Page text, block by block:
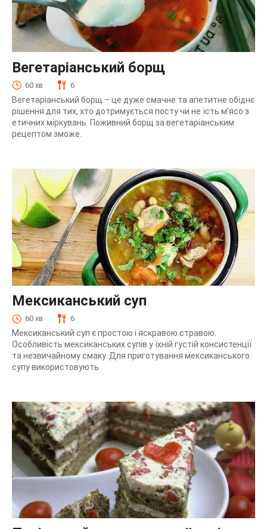
Вегетаріанський борщ
60 хв 6
Вегетаріанський борщ – це дуже смачне та апетитне обіднє
рішення для тих, хто дотримується посту чи не їсть м’ясо з
етичних міркувань. Поживний борщ за вегетаріанським
рецептом зможе.
Мексиканський суп
60 хв 6
Мексиканський суп є простою і яскравою стравою.
Особливість мексиканських супів у їхній густій ​​консистенції
та незвичайному смаку. Для приготування мексиканського
супу використовують